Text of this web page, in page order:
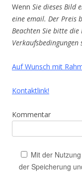
Wenn Sie dieses Bild
eine email. Der Preis
Beachten Sie bitte
Verkaufsbedingungen
Auf Wunsch mit
Kontaktlink!
Kommentar
Mit der
der Speicherung